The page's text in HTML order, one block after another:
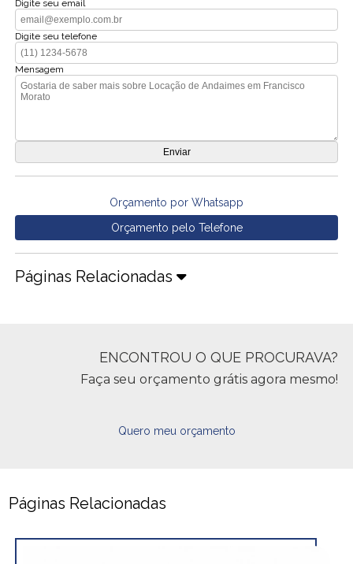
Digite seu email
Digite seu telefone
Mensagem
Orçamento por Whatsapp
Orçamento pelo Telefone
Páginas Relacionadas
ENCONTROU O QUE PROCURAVA?
Faça seu orçamento grátis agora mesmo!
Quero meu orçamento
Páginas Relacionadas